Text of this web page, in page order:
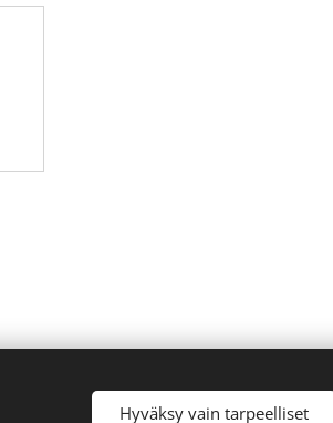
Hyväksy vain tarpeelliset